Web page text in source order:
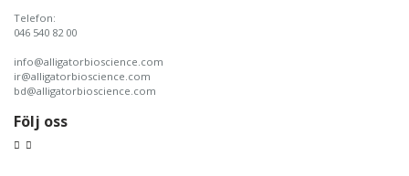
Telefon:
046 540 82 00
info@alligatorbioscience.com
ir@alligatorbioscience.com
bd@alligatorbioscience.com
Följ oss